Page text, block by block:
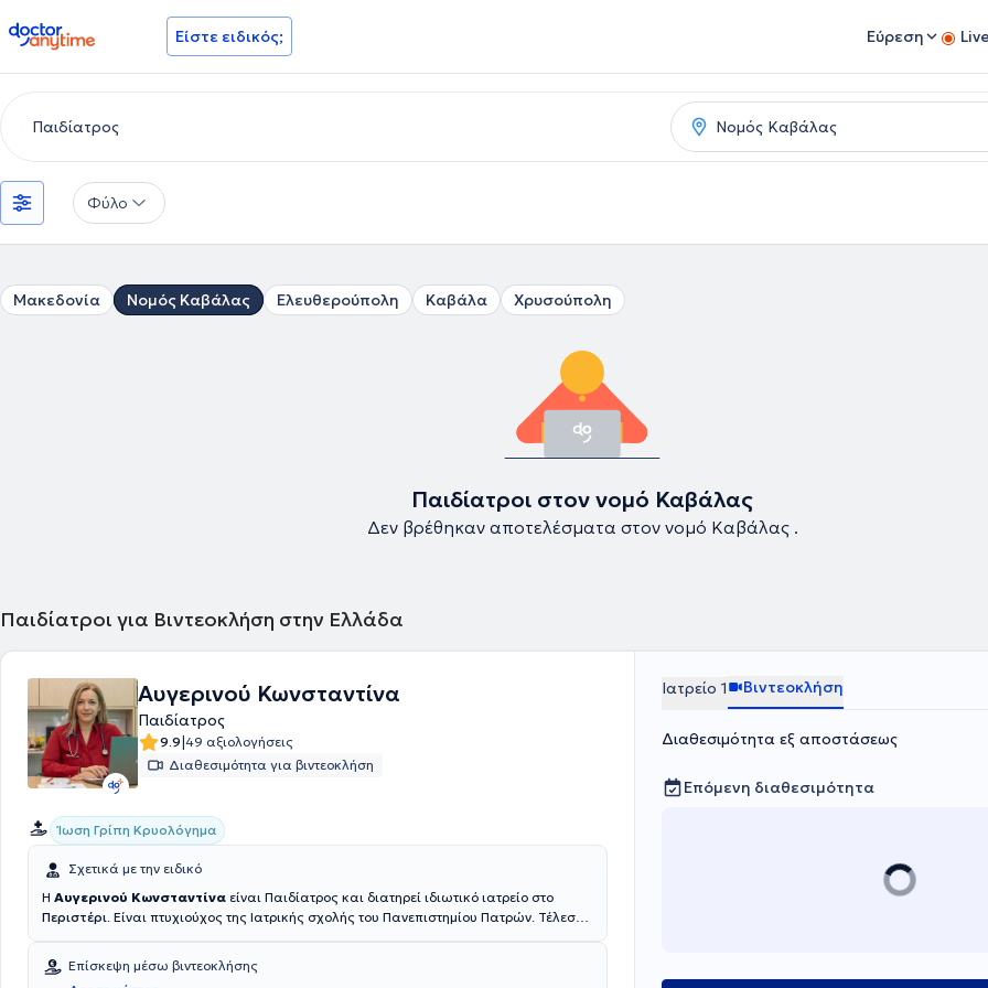
doctoranytime Είστε ειδικός; Εύρεση
Φύλο
Μακεδονία Νομός Καβάλας Ελευθερούπολη Καβάλα Χρυσούπολη
Παιδίατροι στον νομό Καβάλας
Δεν βρέθηκαν αποτελέσματα στον νομό Καβάλας .
Παιδίατροι για Βιντεοκλήση στην Ελλάδα
Αυγερινού Κωνσταντίνα
Παιδίατρος
9.9|49 αξιολογήσεις
Διαθεσιμότητα για βιντεοκλήση
Ίωση Γρίπη Κρυολόγημα
Σχετικά με την ειδικό
Η Αυγερινού Κωνσταντίνα είναι Παιδίατρος και διατηρεί ιδιωτικό ιατρείο στο
Περιστέρι. Είναι πτυχιούχος της Ιατρικής σχολής του Πανεπιστημίου Πατρών. Τέλεσε
στην Α΄ Παιδιατρική κλινική του Νοσοκομείου Παίδων "Αγλαΐα Κυριακού" όπου και
εργάστηκε μετά την λήψη της ειδικότητας και έλαβε αξιόλογη κλινική εμπειρία. Στα
Επίσκεψη μέσω βιντεοκλήσης
Ιατρείο 1 Βιντεοκλήση
Διαθεσιμότητα εξ αποστάσεως
Επόμενη διαθεσιμότητα